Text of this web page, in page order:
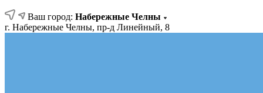
Ваш город: Набережные Челны
г. Набережные Челны, пр-д Линейный, 8